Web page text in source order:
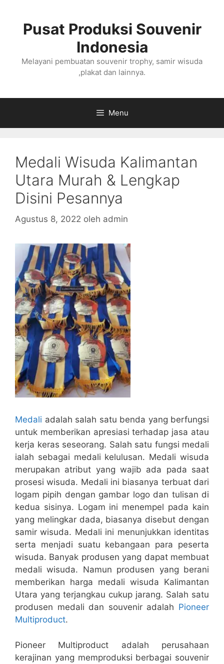
Pusat Produksi Souvenir
Indonesia
Melayani pembuatan souvenir trophy, samir wisuda
,plakat dan lainnya.
Menu
Medali Wisuda Kalimantan
Utara Murah & Lengkap
Disini Pesannya
Agustus 8, 2022 oleh admin
Medali adalah salah satu benda yang berfungsi
untuk memberikan apresiasi terhadap jasa atau
kerja keras seseorang. Salah satu fungsi medali
ialah sebagai medali kelulusan. Medali wisuda
merupakan atribut yang wajib ada pada saat
prosesi wisuda. Medali ini biasanya terbuat dari
logam pipih dengan gambar logo dan tulisan di
kedua sisinya. Logam ini menempel pada kain
yang melingkar dada, biasanya disebut dengan
samir wisuda. Medali ini menunjukkan identitas
serta menjadi suatu kebangaan para peserta
wisuda. Banyak produsen yang dapat membuat
medali wisuda. Namun produsen yang berani
memberikan harga medali wisuda Kalimantan
Utara yang terjangkau cukup jarang. Salah satu
produsen medali dan souvenir adalah Pioneer
Multiproduct.
Pioneer Multiproduct adalah perusahaan
kerajinan yang memproduksi berbagai souvenir